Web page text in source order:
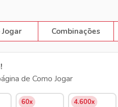
Jogar Combinações
de Como Jogar
60x
4.600x